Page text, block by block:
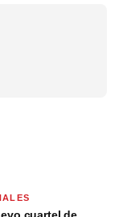
cuartel de